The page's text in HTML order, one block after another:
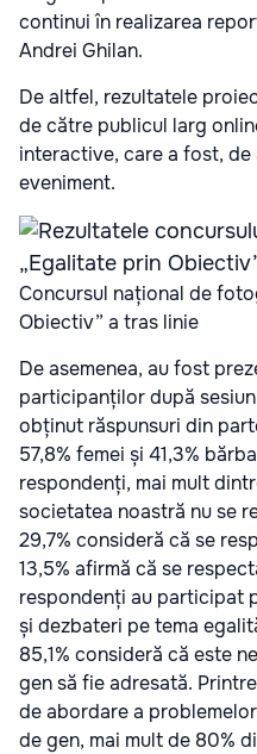
continui în realizarea
Andrei Ghilan.
De altfel, rezultatele
de către publicul larg
interactive, care a fost, de
eveniment.
Concursul național de
Obiectiv” a tras linie
De asemenea, au fost
participanților după
obținut răspunsuri din
57,8% femei și 41,3%
respondenți, mai mult
societatea noastră nu se
29,7% consideră că se
13,5% afirmă că se
respondenți au participat
și dezbateri pe tema
85,1% consideră că este
gen să fie adresată.
de abordare a
de gen, mai mult de 80%